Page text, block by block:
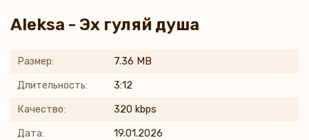
Aleksa - Эх гуляй душа
Размер: 7.36 MB
Длительность: 3:12
Качество: 320 kbps
Дата: 19.01.2026